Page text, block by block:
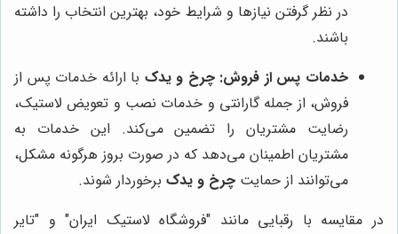
در نظر گرفتن نیازها و شرایط خود، بهترین انتخاب را داشته
باشند.
خدمات پس از فروش: چرخ و یدک با ارائه خدمات پس از
فروش، از جمله گارانتی و خدمات نصب و تعویض لاستیک،
رضایت مشتریان را تضمین می‌کند. این خدمات به
مشتریان اطمینان می‌دهد که در صورت بروز هرگونه مشکل،
می‌توانند از حمایت چرخ و یدک برخوردار شوند.
در مقایسه با رقبایی مانند "فروشگاه لاستیک ایران" و "تایر